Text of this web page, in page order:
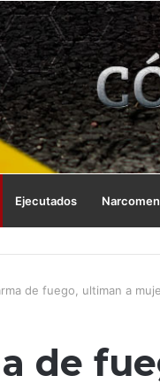
Ejecutados
de fuego, ultiman a
de